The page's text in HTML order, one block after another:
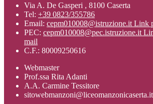
Via A. De Gasperi , 8100 Caserta
Tel: +39 0823/355786
Email: cepm010008@istruzione.it Link
PEC: cepm010008@pec.istruzione.it
mail
C.F.: 80009250616
Webmaster
Prof.ssa Rita Adanti
A.A. Carmine Tessitore
sitowebmanzoni@liceomanzonicaserta.it